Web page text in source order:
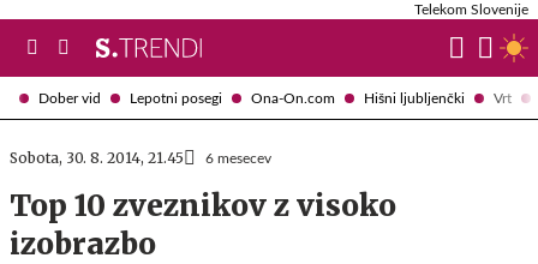
Dober vid Lepotni posegi Ona-On.com Hišni ljubljenčki Vrt
Telekom Slovenije
Sobota, 30. 8. 2014, 21.45 6 mesecev
Top 10 zveznikov z visoko
izobrazbo